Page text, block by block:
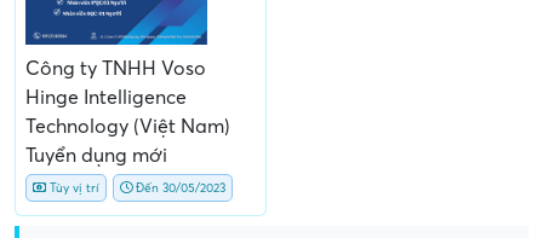
Công ty TNHH Voso
Hinge Intelligence
Technology (Việt Nam)
Tuyển dụng mới
Tùy vị trí Đến 30/05/2023